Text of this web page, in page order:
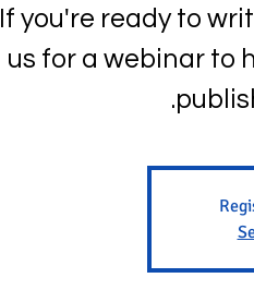
If you're ready to
us for a webinar to